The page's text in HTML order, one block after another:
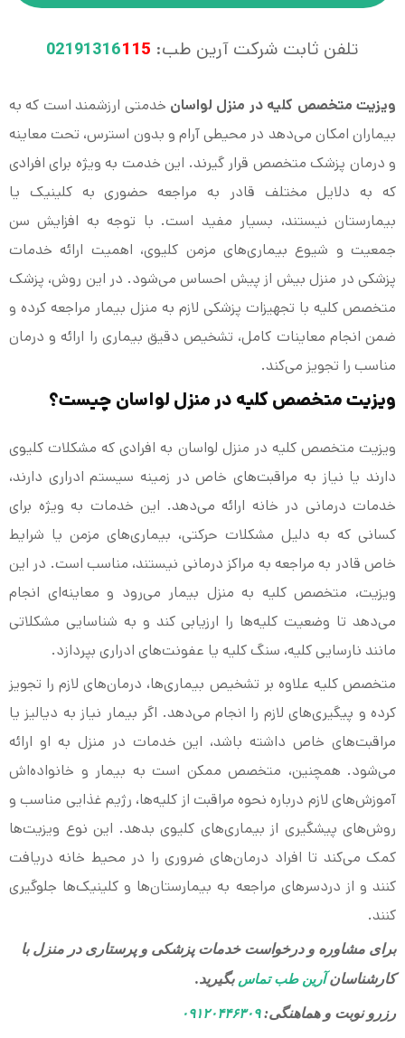
تلفن ثابت شرکت آرین طب: 02191316115
ویزیت متخصص کلیه در منزل لواسانخدمتی ارزشمند است که به
بیماران امکان می‌دهد در محیطی آرام و بدون استرس، تحت معاینه
و درمان پزشک متخصص قرار گیرند. این خدمت به ویژه برای افرادی
که به دلایل مختلف قادر به مراجعه حضوری به کلینیک یا
بیمارستان نیستند، بسیار مفید است. با توجه به افزایش سن
جمعیت و شیوع بیماری‌های مزمن کلیوی، اهمیت ارائه خدمات
پزشکی در منزل بیش از پیش احساس می‌شود. در این روش، پزشک
متخصص کلیه با تجهیزات پزشکی لازم به منزل بیمار مراجعه کرده و
ضمن انجام معاینات کامل، تشخیص دقیق بیماری را ارائه و درمان
مناسب را تجویز می‌کند.
ویزیت متخصص کلیه در منزل لواسان چیست؟
ویزیت متخصص کلیه در منزل لواسان به افرادی که مشکلات کلیوی
دارند یا نیاز به مراقبت‌های خاص در زمینه سیستم ادراری دارند،
خدمات درمانی در خانه ارائه می‌دهد. این خدمات به ویژه برای
کسانی که به دلیل مشکلات حرکتی، بیماری‌های مزمن یا شرایط
خاص قادر به مراجعه به مراکز درمانی نیستند، مناسب است. در این
ویزیت، متخصص کلیه به منزل بیمار می‌رود و معاینه‌ای انجام
می‌دهد تا وضعیت کلیه‌ها را ارزیابی کند و به شناسایی مشکلاتی
مانند نارسایی کلیه، سنگ کلیه یا عفونت‌های ادراری بپردازد.
متخصص کلیه علاوه بر تشخیص بیماری‌ها، درمان‌های لازم را تجویز
کرده و پیگیری‌های لازم را انجام می‌دهد. اگر بیمار نیاز به دیالیز یا
مراقبت‌های خاص داشته باشد، این خدمات در منزل به او ارائه
می‌شود. همچنین، متخصص ممکن است به بیمار و خانواده‌اش
آموزش‌های لازم درباره نحوه مراقبت از کلیه‌ها، رژیم غذایی مناسب و
روش‌های پیشگیری از بیماری‌های کلیوی بدهد. این نوع ویزیت‌ها
کمک می‌کند تا افراد درمان‌های ضروری را در محیط خانه دریافت
کنند و از دردسرهای مراجعه به بیمارستان‌ها و کلینیک‌ها جلوگیری
کنند.
برای مشاوره و درخواست خدمات پزشکی و پرستاری در منزل با
کارشناسانآرین طب تماسبگیرید.
رزرو نوبت و هماهنگی:۰۹۱۲۰۴۴۶۳۰۹